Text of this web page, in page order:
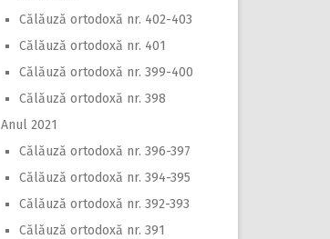
Călăuză ortodoxă nr. 402-403
Călăuză ortodoxă nr. 401
Călăuză ortodoxă nr. 399-400
Călăuză ortodoxă nr. 398
Anul 2021
Călăuză ortodoxă nr. 396-397
Călăuză ortodoxă nr. 394-395
Călăuză ortodoxă nr. 392-393
Călăuză ortodoxă nr. 391